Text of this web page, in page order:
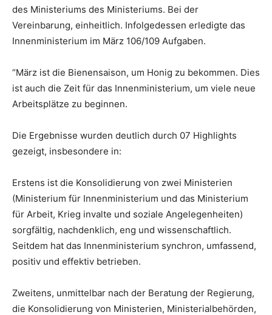
des Ministeriums des Ministeriums. Bei der
Vereinbarung, einheitlich. Infolgedessen erledigte das
Innenministerium im März 106/109 Aufgaben.
“März ist die Bienensaison, um Honig zu bekommen. Dies
ist auch die Zeit für das Innenministerium, um viele neue
Arbeitsplätze zu beginnen.
Die Ergebnisse wurden deutlich durch 07 Highlights
gezeigt, insbesondere in:
Erstens ist die Konsolidierung von zwei Ministerien
(Ministerium für Innenministerium und das Ministerium
für Arbeit, Krieg invalte und soziale Angelegenheiten)
sorgfältig, nachdenklich, eng und wissenschaftlich.
Seitdem hat das Innenministerium synchron, umfassend,
positiv und effektiv betrieben.
Zweitens, unmittelbar nach der Beratung der Regierung,
die Konsolidierung von Ministerien, Ministerialbehörden,